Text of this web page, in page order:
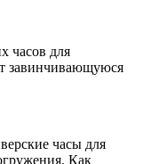
часов для
завинчивающуюся
часы для
Как